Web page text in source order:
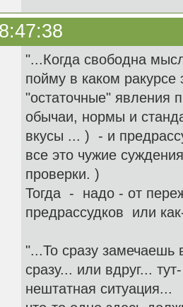
"...Когда свободна
пойму в каком
"остаточные" явления
обычаи, нормы и
вкусы ... ) - и
все это чужие
проверки. )
Тогда - надо - от
предрассудков или
"...То сразу замечаешь
сразу... или вдруг...
нештатная ситуация...